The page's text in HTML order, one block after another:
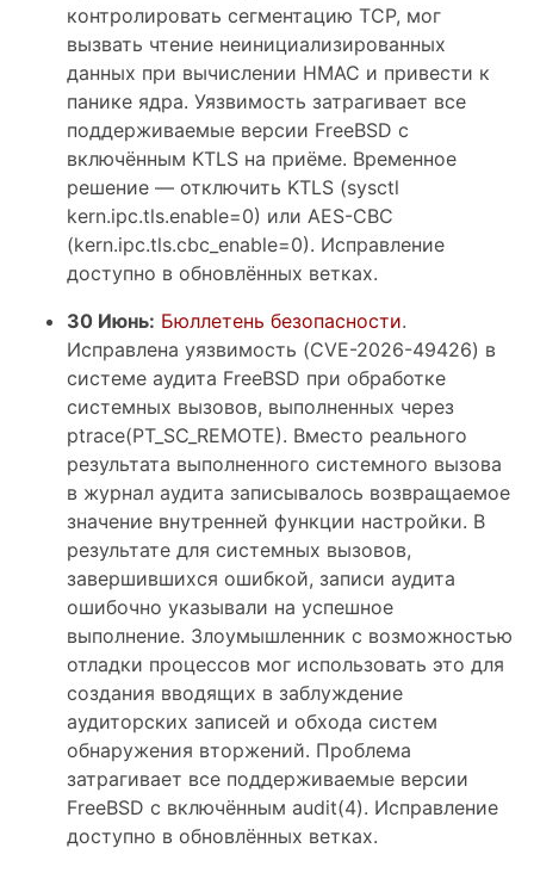
контролировать сегментацию TCP, мог
вызвать чтение неинициализированных
данных при вычислении HMAC и привести к
панике ядра. Уязвимость затрагивает все
поддерживаемые версии FreeBSD с
включённым KTLS на приёме. Временное
решение — отключить KTLS (sysctl
kern.ipc.tls.enable=0) или AES-CBC
(kern.ipc.tls.cbc_enable=0). Исправление
доступно в обновлённых ветках.
30 Июнь: Бюллетень безопасности.
Исправлена уязвимость (CVE-2026-49426) в
системе аудита FreeBSD при обработке
системных вызовов, выполненных через
ptrace(PT_SC_REMOTE). Вместо реального
результата выполненного системного вызова
в журнал аудита записывалось возвращаемое
значение внутренней функции настройки. В
результате для системных вызовов,
завершившихся ошибкой, записи аудита
ошибочно указывали на успешное
выполнение. Злоумышленник с возможностью
отладки процессов мог использовать это для
создания вводящих в заблуждение
аудиторских записей и обхода систем
обнаружения вторжений. Проблема
затрагивает все поддерживаемые версии
FreeBSD с включённым audit(4). Исправление
доступно в обновлённых ветках.